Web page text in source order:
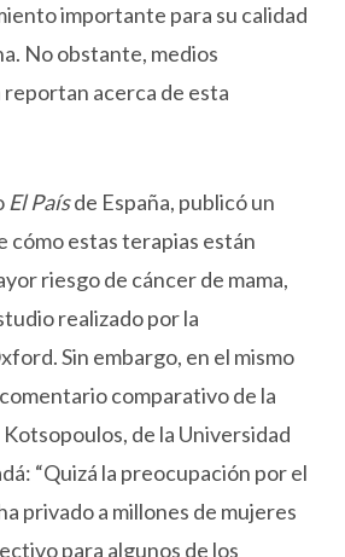
importante para su calidad
No obstante, medios
acerca de esta
El Paísde España, publicó un
cómo estas terapias están
riesgo de cáncer de mama,
realizado por la
Sin embargo, en el mismo
comparativo de la
de la Universidad
“Quizá la preocupación por el
privado a millones de mujeres
para algunos de los